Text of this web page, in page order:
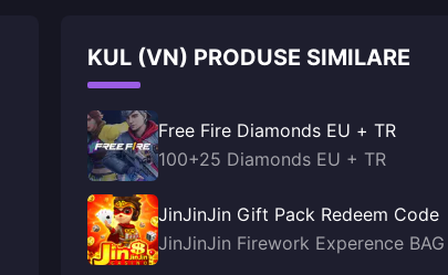
KUL (VN) PRODUSE SIMILARE
Free Fire Diamonds EU + TR
100+25 Diamonds EU + TR
JinJinJin Gift Pack Redeem Code
JinJinJin Firework Experence BAG